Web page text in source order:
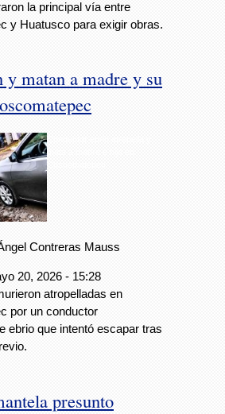
la principal vía entre
y Huatusco para exigir obras.
matan a madre y su
Contreras Mauss
20, 2026 - 15:28
atropelladas en
por un conductor
ebrio que intentó escapar tras
presunto